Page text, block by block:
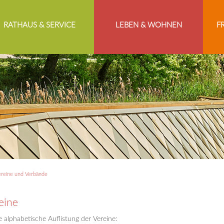
RATHAUS & SERVICE LEBEN & WOHNEN
und Verbände
alphabetische Auflistung der Vereine: